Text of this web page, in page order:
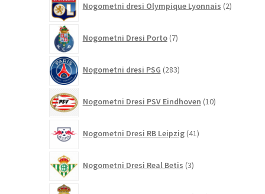
Nogometni dresi Olympique Lyonnais 2izdelka
Nogometni Dresi Porto 7izdelkov
Nogometni dresi PSG 283izdelkov
Nogometni Dresi PSV Eindhoven 10izdelkov
Nogometni Dresi RB Leipzig 41izdelkov
Nogometni Dresi Real Betis 3izdelki